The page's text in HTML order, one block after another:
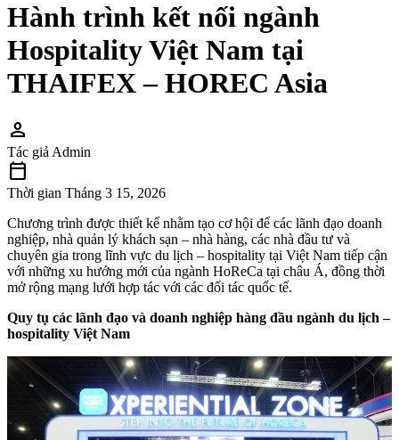
Hành trình kết nối ngành
Hospitality Việt Nam tại
THAIFEX – HOREC Asia
person
Tác giả Admin
calendar_today
Thời gian Tháng 3 15, 2026
Chương trình được thiết kế nhằm tạo cơ hội để các lãnh đạo doanh
nghiệp, nhà quản lý khách sạn – nhà hàng, các nhà đầu tư và
chuyên gia trong lĩnh vực du lịch – hospitality tại Việt Nam tiếp cận
với những xu hướng mới của ngành HoReCa tại châu Á, đồng thời
mở rộng mạng lưới hợp tác với các đối tác quốc tế.
Quy tụ các lãnh đạo và doanh nghiệp hàng đầu ngành du lịch –
hospitality Việt Nam